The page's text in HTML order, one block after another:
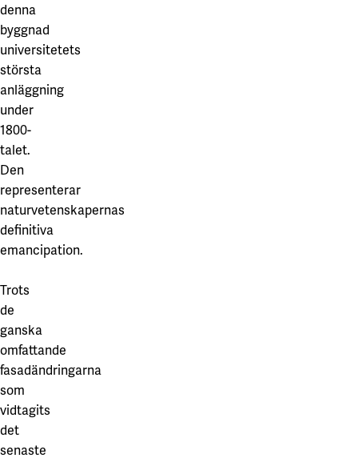
denna
byggnad
universitetets
största
anläggning
under
1800-
talet.
Den
representerar
naturvetenskapernas
definitiva
emancipation.
Trots
de
ganska
omfattande
fasadändringarna
som
vidtagits
det
senaste